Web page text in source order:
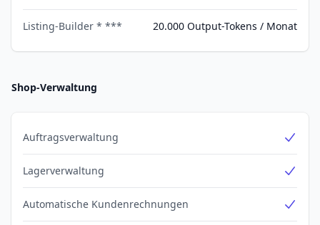
Listing-Builder * *** 20.000 Output-Tokens / Monat
Shop-Verwaltung
Auftragsverwaltung
Lagerverwaltung
Automatische Kundenrechnungen